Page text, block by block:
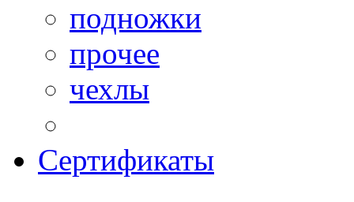
подножки
прочее
чехлы
Сертификаты